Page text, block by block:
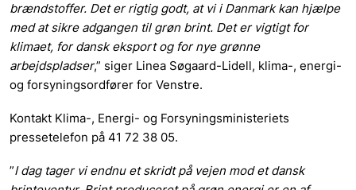
brændstoffer. Det er rigtig godt, at vi i Danmark kan hjælpe
med at sikre adgangen til grøn brint. Det er vigtigt for
klimaet, for dansk eksport og for nye grønne
arbejdspladser,” siger Linea Søgaard-Lidell, klima-, energi-
og forsyningsordfører for Venstre.
Kontakt Klima-, Energi- og Forsyningsministeriets
pressetelefon på 41 72 38 05.
”I dag tager vi endnu et skridt på vejen mod et dansk